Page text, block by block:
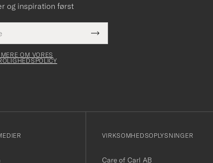
og inspiration først
Submit
Newsletter
OM VORES
VIRKSOMHEDSOPLYSNINGER
Care of Carl AB